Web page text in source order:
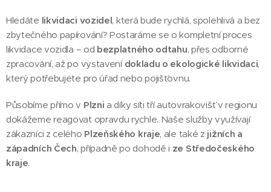
Hledáte likvidaci vozidel, která bude rychlá, spolehlivá a bez
zbytečného papírování? Postaráme se o kompletní proces
likvidace vozidla – od bezplatného odtahu, přes odborné
zpracování, až po vystavení dokladu o ekologické likvidaci,
který potřebujete pro úřad nebo pojišťovnu.
Působíme přímo v Plzni a díky síti tří autovrakovišť v regionu
dokážeme reagovat opravdu rychle. Naše služby využívají
zákazníci z celého Plzeňského kraje, ale také z jižních a
západních Čech, případně po dohodě i ze Středočeského
kraje.